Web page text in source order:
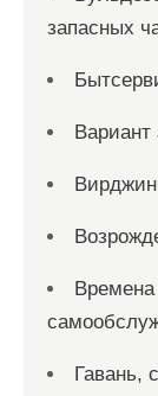
запасных
Вариант
Времена
Гавань,